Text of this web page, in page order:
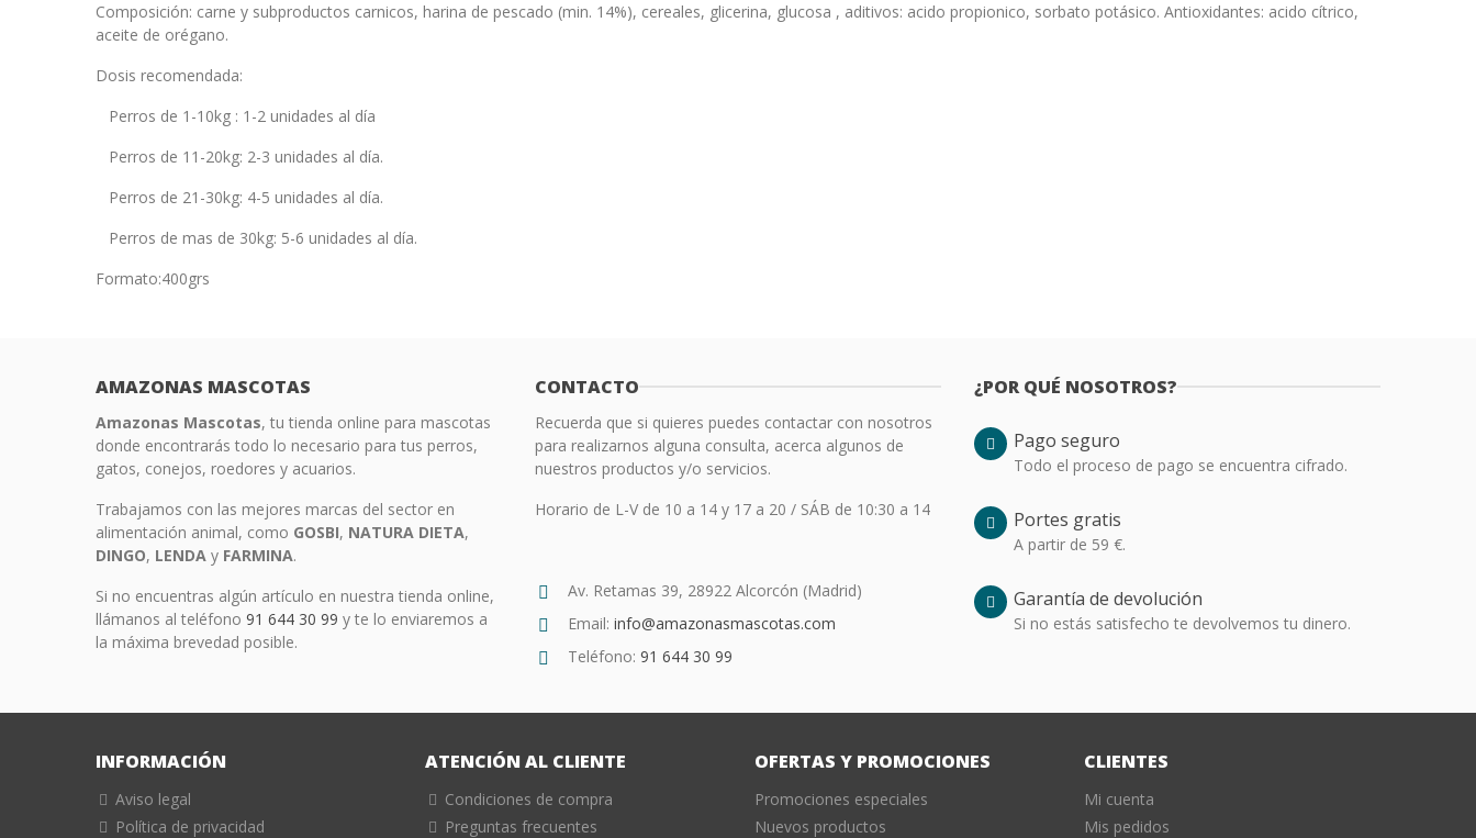
Composición: carne y subproductos carnicos, harina de pescado (min. 14%), cereales, glicerina, glucosa , aditivos: acido propionico, sorbato potásico. Antioxidantes: acido cítrico,
aceite de orégano.
Dosis recomendada:
Perros de 1-10kg : 1-2 unidades al día
Perros de 11-20kg: 2-3 unidades al día.
Perros de 21-30kg: 4-5 unidades al día.
Perros de mas de 30kg: 5-6 unidades al día.
Formato:400grs
AMAZONAS MASCOTAS
Amazonas Mascotas, tu tienda online para mascotas
donde encontrarás todo lo necesario para tus perros,
gatos, conejos, roedores y acuarios.
Trabajamos con las mejores marcas del sector en
alimentación animal, como GOSBI, NATURA DIETA,
DINGO, LENDA y FARMINA.
Si no encuentras algún artículo en nuestra tienda online,
llámanos al teléfono 91 644 30 99 y te lo enviaremos a
la máxima brevedad posible.
CONTACTO
Recuerda que si quieres puedes contactar con nosotros
para realizarnos alguna consulta, acerca algunos de
nuestros productos y/o servicios.
Horario de L-V de 10 a 14 y 17 a 20 / SÁB de 10:30 a 14
Av. Retamas 39, 28922 Alcorcón (Madrid)
Email: info@amazonasmascotas.com
Teléfono: 91 644 30 99
¿POR QUÉ NOSOTROS?
Pago seguro
Todo el proceso de pago se encuentra cifrado.
Portes gratis
A partir de 59 €.
Garantía de devolución
Si no estás satisfecho te devolvemos tu dinero.
INFORMACIÓN
Aviso legal
Política de privacidad
ATENCIÓN AL CLIENTE
Condiciones de compra
Preguntas frecuentes
OFERTAS Y PROMOCIONES
Promociones especiales
Nuevos productos
CLIENTES
Mi cuenta
Mis pedidos